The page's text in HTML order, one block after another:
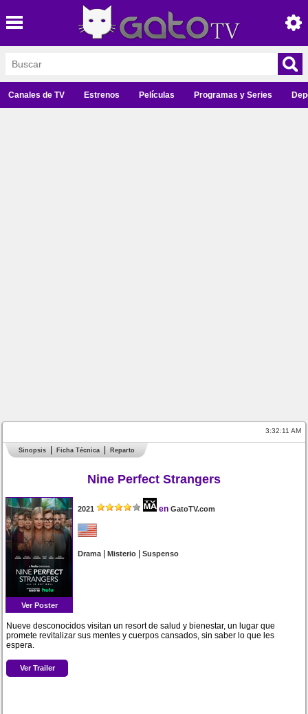
Canales de TV Estrenos Películas Programas y Series
3:32:11 AM
Sinopsis Ficha Técnica Reparto
Nine Perfect Strangers
Ver Poster
2021 en GatoTV.com
Drama|Misterio |Suspenso
Nueve desconocidos visitan un resort de salud y bienestar, un lugar que
promete revitalizar sus mentes y cuerpos cansados, sin saber lo que les
espera.
Ver Trailer